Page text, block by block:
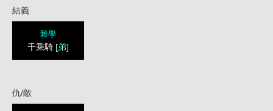
結義
雜學
千乘騎 [弟]
仇/敵